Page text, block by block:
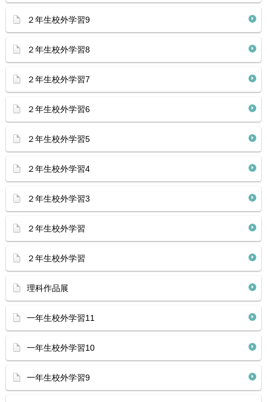
２年生校外学習9
２年生校外学習8
２年生校外学習7
２年生校外学習6
２年生校外学習5
２年生校外学習4
２年生校外学習3
２年生校外学習
２年生校外学習
理科作品展
一年生校外学習11
一年生校外学習10
一年生校外学習9